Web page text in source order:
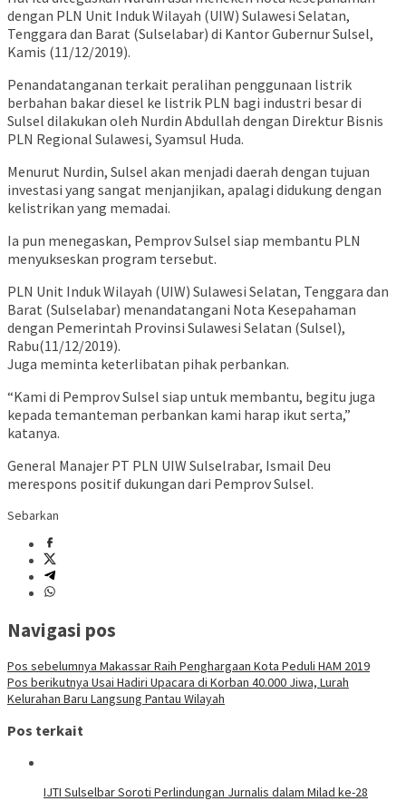
dengan PLN Unit Induk Wilayah (UIW) Sulawesi Selatan,
Tenggara dan Barat (Sulselabar) di Kantor Gubernur Sulsel,
Kamis (11/12/2019).
Penandatanganan terkait peralihan penggunaan listrik
berbahan bakar diesel ke listrik PLN bagi industri besar di
Sulsel dilakukan oleh Nurdin Abdullah dengan Direktur Bisnis
PLN Regional Sulawesi, Syamsul Huda.
Menurut Nurdin, Sulsel akan menjadi daerah dengan tujuan
investasi yang sangat menjanjikan, apalagi didukung dengan
kelistrikan yang memadai.
Ia pun menegaskan, Pemprov Sulsel siap membantu PLN
menyukseskan program tersebut.
PLN Unit Induk Wilayah (UIW) Sulawesi Selatan, Tenggara dan
Barat (Sulselabar) menandatangani Nota Kesepahaman
dengan Pemerintah Provinsi Sulawesi Selatan (Sulsel),
Rabu(11/12/2019).
Juga meminta keterlibatan pihak perbankan.
“Kami di Pemprov Sulsel siap untuk membantu, begitu juga
kepada temanteman perbankan kami harap ikut serta,”
katanya.
General Manajer PT PLN UIW Sulselrabar, Ismail Deu
merespons positif dukungan dari Pemprov Sulsel.
Sebarkan
Navigasi pos
Pos sebelumnya Makassar Raih Penghargaan Kota Peduli HAM 2019
Pos berikutnya Usai Hadiri Upacara di Korban 40.000 Jiwa, Lurah
Kelurahan Baru Langsung Pantau Wilayah
Pos terkait
IJTI Sulselbar Soroti Perlindungan Jurnalis dalam Milad ke-28